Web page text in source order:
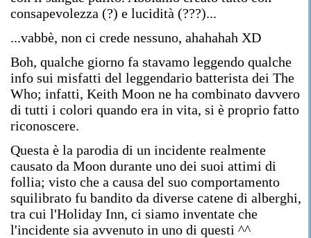
consapevolezza (?) e lucidità (???)...
...vabbè, non ci crede nessuno, ahahahah XD
Boh, qualche giorno fa stavamo leggendo qualche
info sui misfatti del leggendario batterista dei The
Who; infatti, Keith Moon ne ha combinato davvero
di tutti i colori quando era in vita, si è proprio fatto
riconoscere.
Questa è la parodia di un incidente realmente
causato da Moon durante uno dei suoi attimi di
follia; visto che a causa del suo comportamento
squilibrato fu bandito da diverse catene di alberghi,
tra cui l'Holiday Inn, ci siamo inventate che
l'incidente sia avvenuto in uno di questi ^^